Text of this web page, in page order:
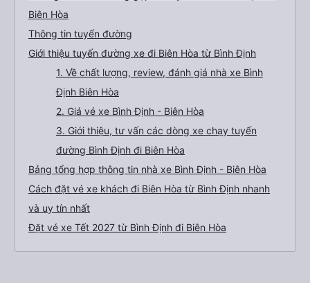
Biên Hòa
Thông tin tuyến đường
Giới thiệu tuyến đường xe đi Biên Hòa từ Bình Định
1. Về chất lượng, review, đánh giá nhà xe Bình
Định Biên Hòa
2. Giá vé xe Bình Định - Biên Hòa
3. Giới thiệu, tư vấn các dòng xe chạy tuyến
đường Bình Định đi Biên Hòa
Bảng tổng hợp thông tin nhà xe Bình Định - Biên Hòa
Cách đặt vé xe khách đi Biên Hòa từ Bình Định nhanh
và uy tín nhất
Đặt vé xe Tết 2027 từ Bình Định đi Biên Hòa